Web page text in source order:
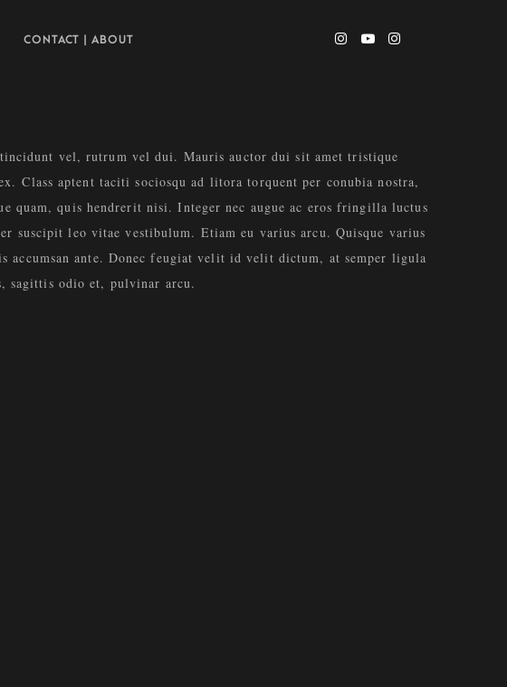
CONTACT | ABOUT
vel, rutrum vel dui. Mauris auctor dui sit amet tristique
Class aptent taciti sociosqu ad litora torquent per conubia nostra,
quam, quis hendrerit nisi. Integer nec augue ac eros fringilla luctus
suscipit leo vitae vestibulum. Etiam eu varius arcu. Quisque varius
accumsan ante. Donec feugiat velit id velit dictum, at semper ligula
sagittis odio et, pulvinar arcu.